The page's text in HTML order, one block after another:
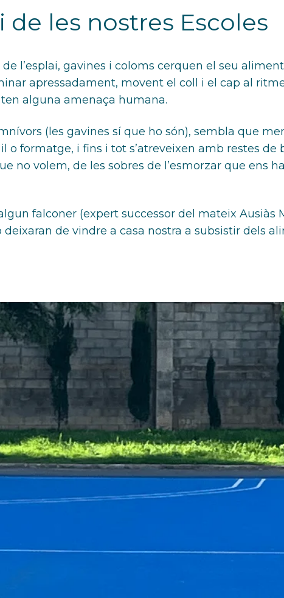
de les nostres Escoles
l’esplai, gavines i coloms cerquen el seu
apressadament, movent el coll i el cap al
alguna amenaça humana.
(les gavines sí que ho són), sembla que
o formatge, i fins i tot s’atreveixen amb restes
no volem, de les sobres de l’esmorzar que ens
falconer (expert successor del mateix Ausiàs
de vindre a casa nostra a subsistir dels